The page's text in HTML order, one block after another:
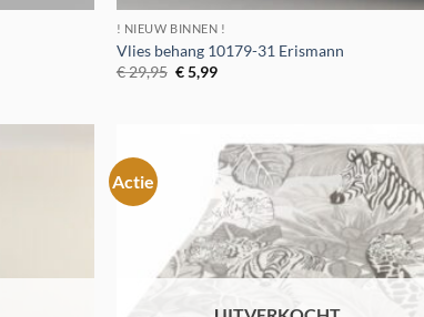
! NIEUW BINNEN !
Vlies behang 10179-31 Erismann
€29,95 Oorspronkelijke
prijs
€5,99Huidige
Actie
Toevoegen
aan
verlanglijst